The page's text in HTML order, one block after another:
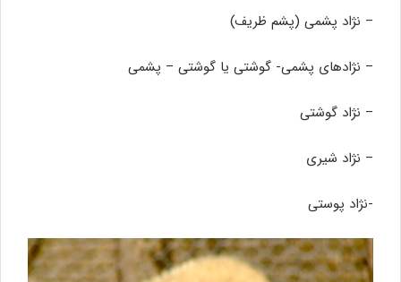
– نژاد پشمی (پشم ظریف)
– نژادهای پشمی- گوشتی یا گوشتی – پشمی
– نژاد گوشتی
– نژاد شیری
-نژاد پوستی